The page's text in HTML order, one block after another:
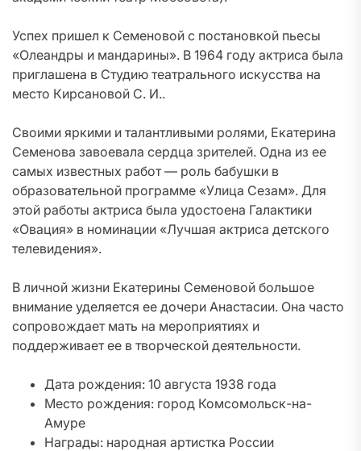
Успех пришел к Семеновой с постановкой пьесы
«Олеандры и мандарины». В 1964 году актриса была
приглашена в Студию театрального искусства на
место Кирсановой С. И..
Своими яркими и талантливыми ролями, Екатерина
Семенова завоевала сердца зрителей. Одна из ее
самых известных работ — роль бабушки в
образовательной программе «Улица Сезам». Для
этой работы актриса была удостоена Галактики
«Овация» в номинации «Лучшая актриса детского
телевидения».
В личной жизни Екатерины Семеновой большое
внимание уделяется ее дочери Анастасии. Она часто
сопровождает мать на мероприятиях и
поддерживает ее в творческой деятельности.
Дата рождения: 10 августа 1938 года
Место рождения: город Комсомольск-на-
Амуре
Награды: народная артистка России